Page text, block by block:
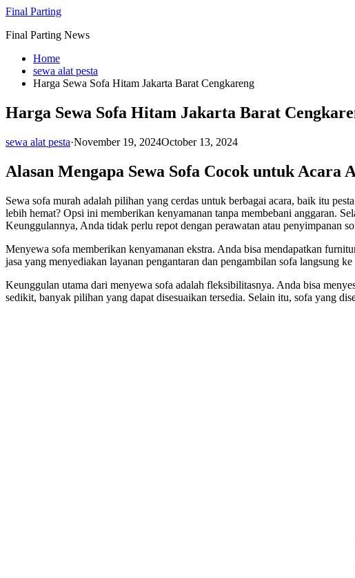
Skip
content
Final Parting
Final Parting News
Home
sewa alat pesta
Harga Sewa Sofa Hitam Jakarta Barat Cengkareng
Harga Sewa Sofa Hitam Jakarta Barat
sewa alat pesta·November 19, 2024October 13, 2024
Alasan Mengapa Sewa Sofa Cocok untuk Acara
Sewa sofa murah adalah pilihan yang cerdas untuk berbagai acara, baik itu
lebih hemat? Opsi ini memberikan kenyamanan tanpa membebani anggaran.
Keunggulannya, Anda tidak perlu repot dengan perawatan atau penyimpanan
Menyewa sofa memberikan kenyamanan ekstra. Anda bisa mendapatkan
jasa yang menyediakan layanan pengantaran dan pengambilan sofa langsung
Keunggulan utama dari menyewa sofa adalah fleksibilitasnya. Anda bisa
sedikit, banyak pilihan yang dapat disesuaikan tersedia. Selain itu, sofa yang